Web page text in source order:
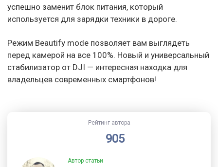
успешно заменит блок питания, который
используется для зарядки техники в дороге.
Режим Beautify mode позволяет вам выглядеть
перед камерой на все 100%. Новый и универсальный
стабилизатор от DJI — интересная находка для
владельцев современных смартфонов!
Рейтинг автора
905
Автор статьи